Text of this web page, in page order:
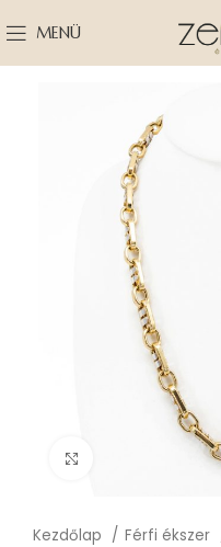
MENÜ
Nagyításhoz
Kezdőlap Férfi ékszer